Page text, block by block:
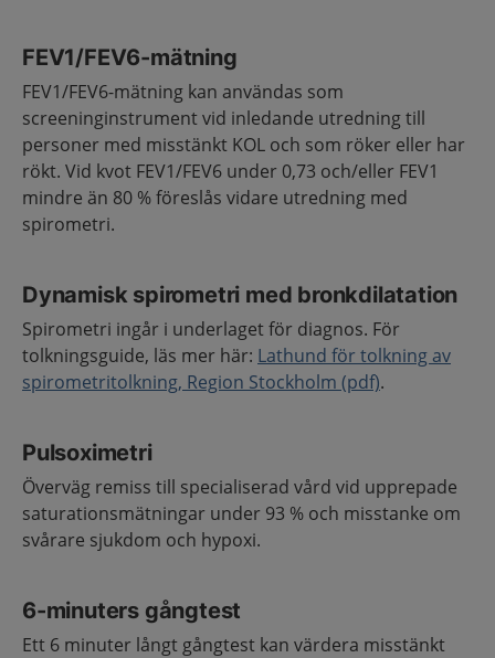
FEV1/FEV6-mätning
FEV1/FEV6-mätning kan användas som
screeninginstrument vid inledande utredning till
personer med misstänkt KOL och som röker eller har
rökt. Vid kvot FEV1/FEV6 under 0,73 och/eller FEV1
mindre än 80 % föreslås vidare utredning med
spirometri.
Dynamisk spirometri med bronkdilatation
Spirometri ingår i underlaget för diagnos. För
tolkningsguide, läs mer här: Lathund för tolkning av
spirometritolkning, Region Stockholm (pdf).
Pulsoximetri
Överväg remiss till specialiserad vård vid upprepade
saturationsmätningar under 93 % och misstanke om
svårare sjukdom och hypoxi.
6-minuters gångtest
Ett 6 minuter långt gångtest kan värdera misstänkt